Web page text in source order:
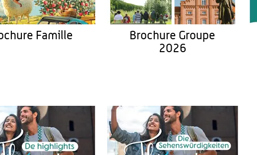
Famille
Brochure Groupe
2026